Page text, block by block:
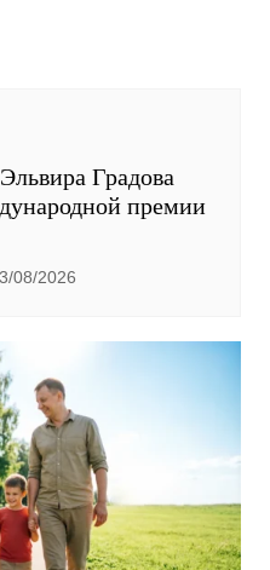
Градова
премии
08/2026